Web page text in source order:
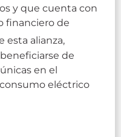
y que cuenta con
financiero de
esta alianza,
de
en el
eléctrico